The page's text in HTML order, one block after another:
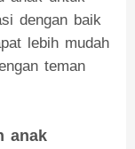
dengan baik
lebih mudah
teman
anak